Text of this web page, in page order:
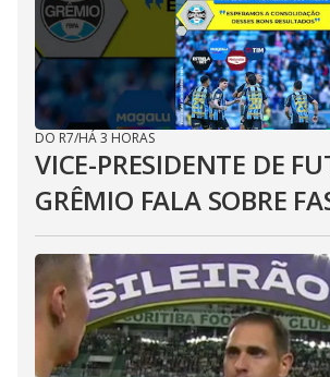
DO R7/HÁ 3 HORAS
VICE-PRESIDENTE DE
GRÊMIO FALA SOBRE